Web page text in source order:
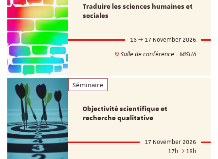
Traduire les sciences humaines et
sociales
16
17 November 2026
Salle de conférence - MISHA
Séminaire
Objectivité scientifique et
recherche qualitative
17 November 2026
17h
18h